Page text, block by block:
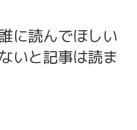
に読んでほしい
いと記事は読ま